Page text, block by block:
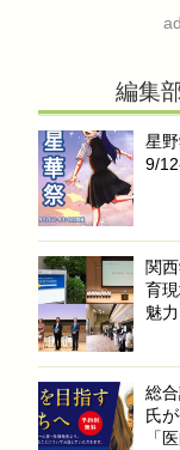
編集
星
9/
関
育
魅
総
氏
「